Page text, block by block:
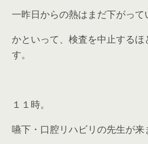
一昨日からの熱はまだ下がって
かといって、検査を中止する
す。
１１時。
嚥下・口腔リハビリの先生が来